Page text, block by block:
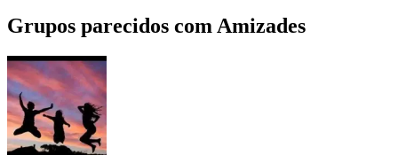
Grupos parecidos com Amizades